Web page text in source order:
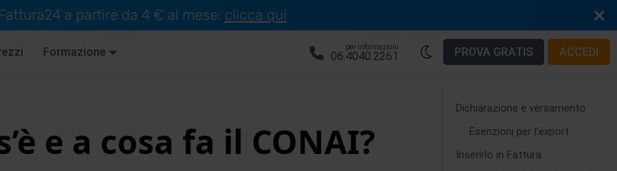
Fattura24 a partire da 4 € al mese: clicca qui
Formazione per informazioni
06.4040.2261 PROVA GRATIS ACCEDI
e a cosa fa il CONAI?
Dichiarazione e versamento
Esenzioni per l’export
Inserirlo in Fattura